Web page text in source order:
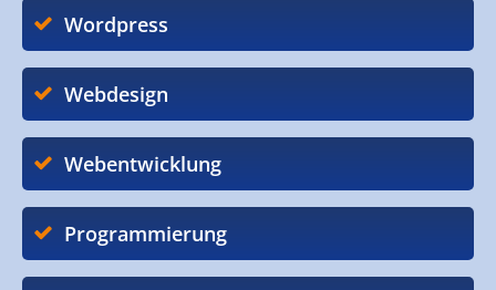
Wordpress
Webdesign
Webentwicklung
Programmierung